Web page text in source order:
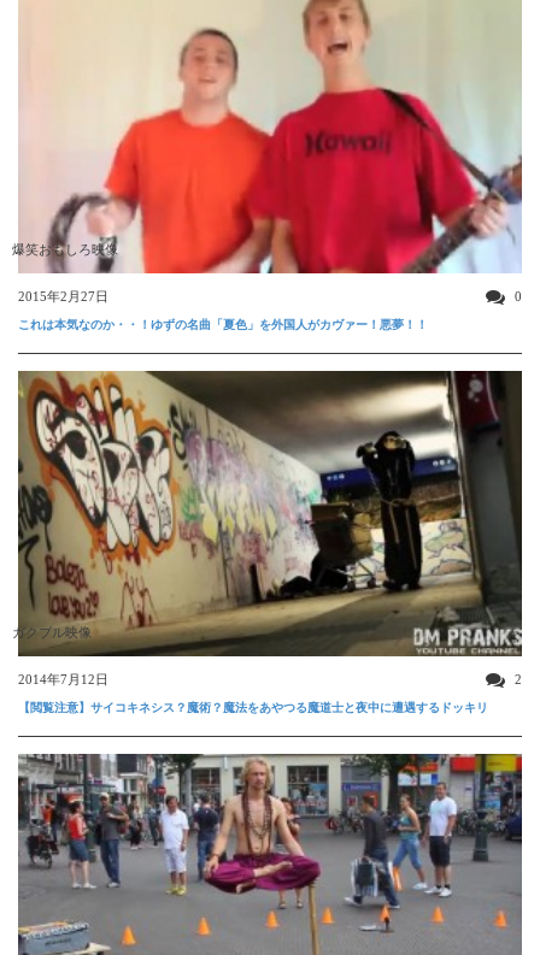
爆笑おもしろ映像
2015年2月27日 0
これは本気なのか・・！ゆずの名曲「夏色」を外国人がカヴァー！悪夢！！
ガクブル映像
2014年7月12日 2
【閲覧注意】サイコキネシス？魔術？魔法をあやつる魔道士と夜中に遭遇するドッキリ